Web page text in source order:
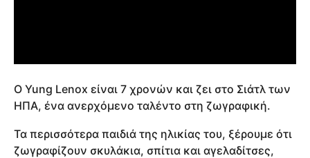
Ο Yung Lenox είναι 7 χρονών και ζει στο Σιάτλ των
ΗΠΑ, ένα ανερχόμενο ταλέντο στη ζωγραφική.
Τα περισσότερα παιδιά της ηλικίας του, ξέρουμε ότι
ζωγραφίζουν σκυλάκια, σπίτια και αγελαδίτσες,